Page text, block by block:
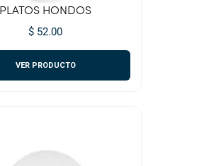
PLATOS HONDOS
$ 52.00
VER PRODUCTO